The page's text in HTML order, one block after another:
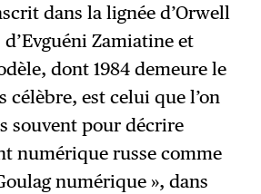
dans la lignée d’Orwell
Zamiatine et
dont 1984 demeure le
célèbre, est celui que l’on
souvent pour décrire
numérique russe comme
numérique », dans